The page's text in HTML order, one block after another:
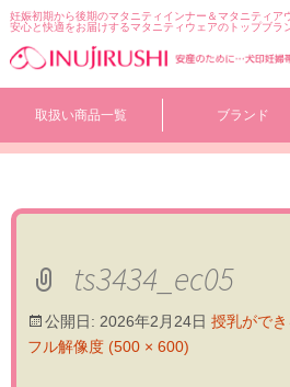
妊娠初期から後期のマタニティインナー＆マタニティア
安心と快適をお届けするマタニティウェアのトップブラ
テ
取扱い商品一覧 ブランド
ts3434_ec05
公開日: 2026年2月24日 授乳がで
フル解像度 (500 × 600)